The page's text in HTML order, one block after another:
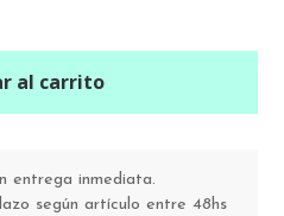
al carrito
entrega inmediata.
según artículo entre 48hs